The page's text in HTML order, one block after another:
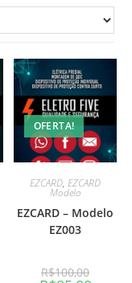
OFERTA!
EZCARD,EZCARD
Modelo
EZCARD – Modelo
EZ003
R$100,00